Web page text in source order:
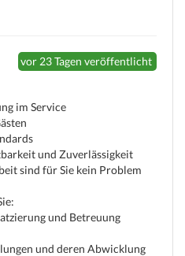
vor 23 Tagen veröffentlicht
im Service
und Zuverlässigkeit
sind für Sie kein Problem
und Betreuung
und deren Abwicklung